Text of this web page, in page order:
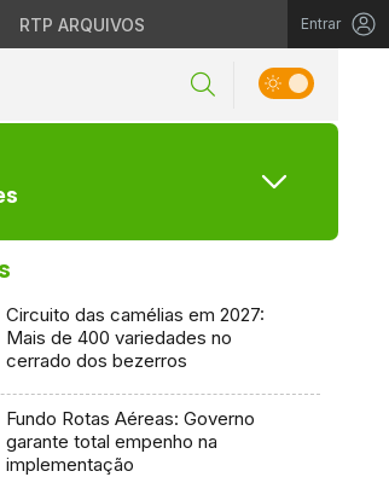
RTP ARQUIVOS Entrar
Circuito das camélias em 2027:
Mais de 400 variedades no
cerrado dos bezerros
Fundo Rotas Aéreas: Governo
garante total empenho na
implementação